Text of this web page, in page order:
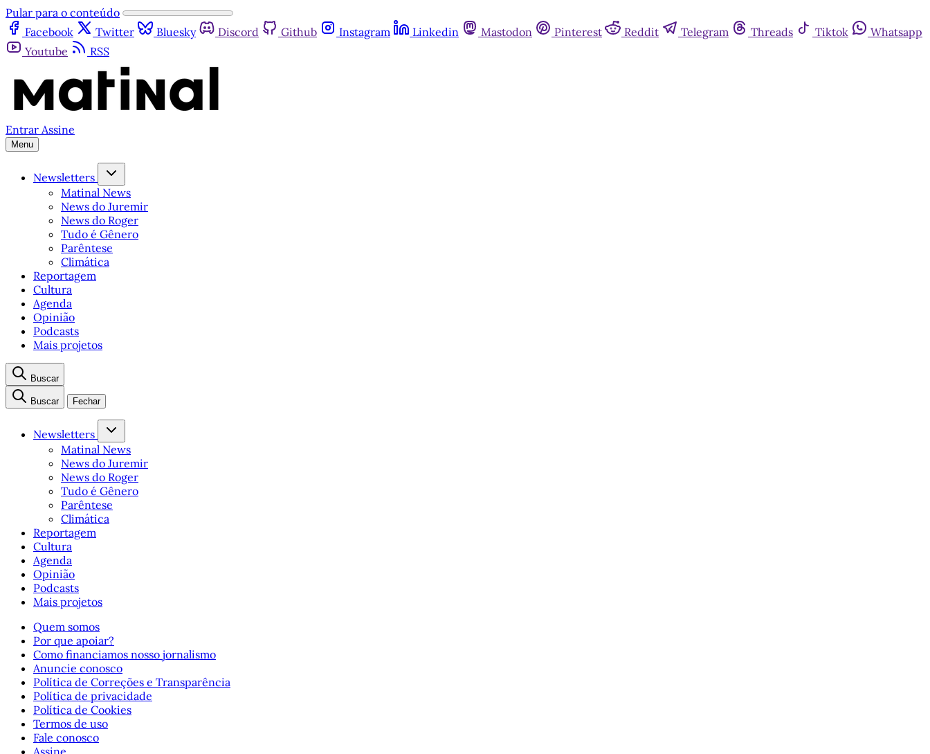
Pular para o conteúdo
Facebook
Twitter Bluesky Discord Github Instagram Linkedin Mastodon Pinterest Reddit Telegram Threads Tiktok
Whatsapp
Youtube
RSS
Entrar Assine
Menu
Newsletters
Matinal News
News do Juremir
News do Roger
Tudo é Gênero
Parêntese
Climática
Reportagem
Cultura
Agenda
Opinião
Podcasts
Mais projetos
Buscar
Buscar Fechar
Newsletters
Matinal News
News do Juremir
News do Roger
Tudo é Gênero
Parêntese
Climática
Reportagem
Cultura
Agenda
Opinião
Podcasts
Mais projetos
Quem somos
Por que apoiar?
Como financiamos nosso jornalismo
Anuncie conosco
Política de Correções e Transparência
Política de privacidade
Política de Cookies
Termos de uso
Fale conosco
Assine